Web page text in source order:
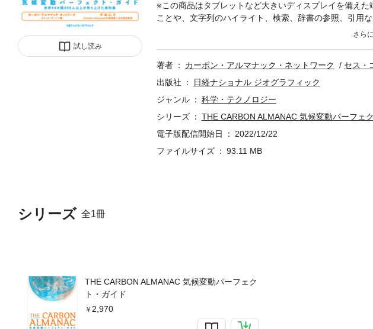
試し読み
シリーズ 全1冊
THE CARBON ALMANAC 気候変動パーフェク
ト・ガイド
2,970
※この商品はタブレットなど大きいディスプレイを備え
ことや、文字列のハイライト、検索、辞書の参照、引用
ずは事実を知ろう。気候変動は、すべての人にとって「
用し、わかりやすく網羅されている。日本語版の監修は
ate代表理事）が務めた。プラスチックや牛肉といった身
ブル）な地球を取り戻そう。個人／社会／企業／政治に
の、待望のコンプリート・ガイド。気候変動のあらゆる
める ・コラム形式で読みやすい・グラフ・図解を多数
著者 カーボン・アルマナック・ネットワーク セス・
出版社
日経ナショナル ジオグラフィック
ジャンル
科学・テクノロジー
シリーズ
THE CARBON ALMANAC 気候変動パーフェ
電子版配信開始日
2022/12/22
ファイルサイズ
93.11 MB